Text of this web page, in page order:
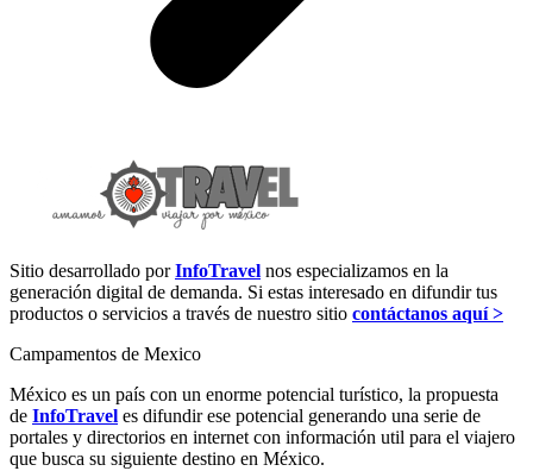
Sitio desarrollado porInfoTravel nos especializamos en la
generación digital de demanda. Si estas interesado en difundir tus
productos o servicios a través de nuestro sitio contáctanos aquí >
Campamentos de Mexico
México es un país con un enorme potencial turístico, la propuesta
de InfoTravel es difundir ese potencial generando una serie de
portales y directorios en internet con información util para el viajero
que busca su siguiente destino en México.